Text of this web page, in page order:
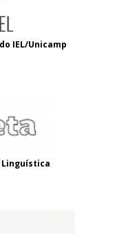
IEL/Unicamp
Linguística